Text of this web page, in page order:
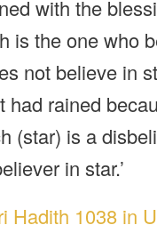
with the
is the one who
not believe in
had rained
(star) is a
in star.’
Hadith 1038 in